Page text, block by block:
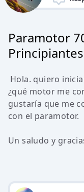
Paramotor
Principiantes
Hola. quiero
¿qué motor me
gustaría que me
con el paramotor.
Un saludo y